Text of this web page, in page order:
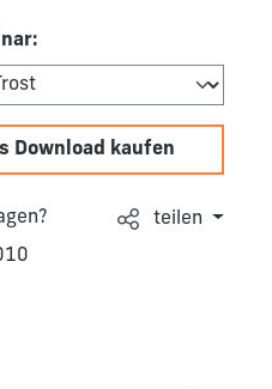
den gewünschten
Download kaufen
teilen